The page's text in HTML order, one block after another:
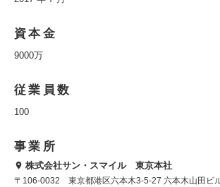
資本金
9000万
従業員数
100
事業所
株式会社サン・スマイル 東京本社
〒106-0032 東京都港区六本木3-5-27 六本木山田ビ